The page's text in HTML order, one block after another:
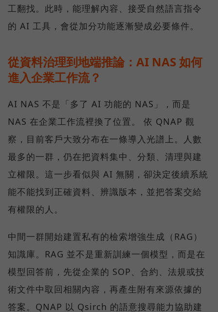
工翻找。此時，能理解內容、接受自然語言指令
的 AI 工具，會從加分功能逐漸變成必要條件。
從資料治理到地端推論：AI NAS 如何
進入企業工作流？
AI NAS 不是「多了 AI 功能的 NAS」，而是
NAS 在企業工作流裡換了位置。 依 QNAP 觀
察，目前客戶大致分布在一條導入光譜上。人數
最多的一群，仍在把資料集中、分類、清理與建
立權限。這一步看似與 AI 無關，卻決定後續系統
能不能找到正確資料、辨識版本，並把答案交給
有權限的人。
中間一群開始建置私有的檢索增強生成（RAG）
知識庫。RAG 並不是重新訓練一個模型，而是在
模型回答前，先從企業的 SOP、合約、法規或技
術文件中取回相關內容，再產生附有來源依據的
答案。QNAP 以 Qsirch 的語意搜尋能力協助建